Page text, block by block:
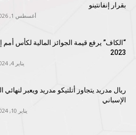
بقرار إنفانتينو
أغسطس 1, 2026 18:30
“الكاف” يرفع قيمة الجوائز المالية لكأس أمم
2023
يناير 4, 2024 17:20
ريال مدريد يتجاوز أتلتيكو مدريد ويعبر لنهائي
الإسباني
يناير 10, 2024 23:53